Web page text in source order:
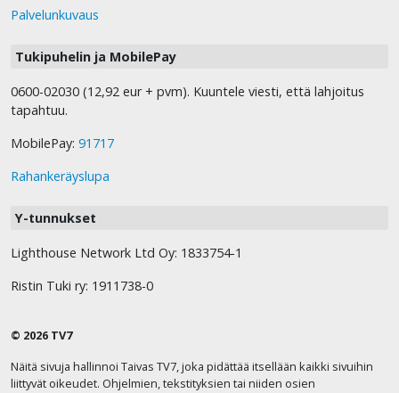
Palvelunkuvaus
Tukipuhelin ja MobilePay
0600-02030 (12,92 eur + pvm). Kuuntele viesti, että lahjoitus
tapahtuu.
MobilePay: 91717
Rahankeräyslupa
Y-tunnukset
Lighthouse Network Ltd Oy: 1833754-1
Ristin Tuki ry: 1911738-0
© 2026 TV7
Näitä sivuja hallinnoi Taivas TV7, joka pidättää itsellään kaikki sivuihin
liittyvät oikeudet. Ohjelmien, tekstityksien tai niiden osien